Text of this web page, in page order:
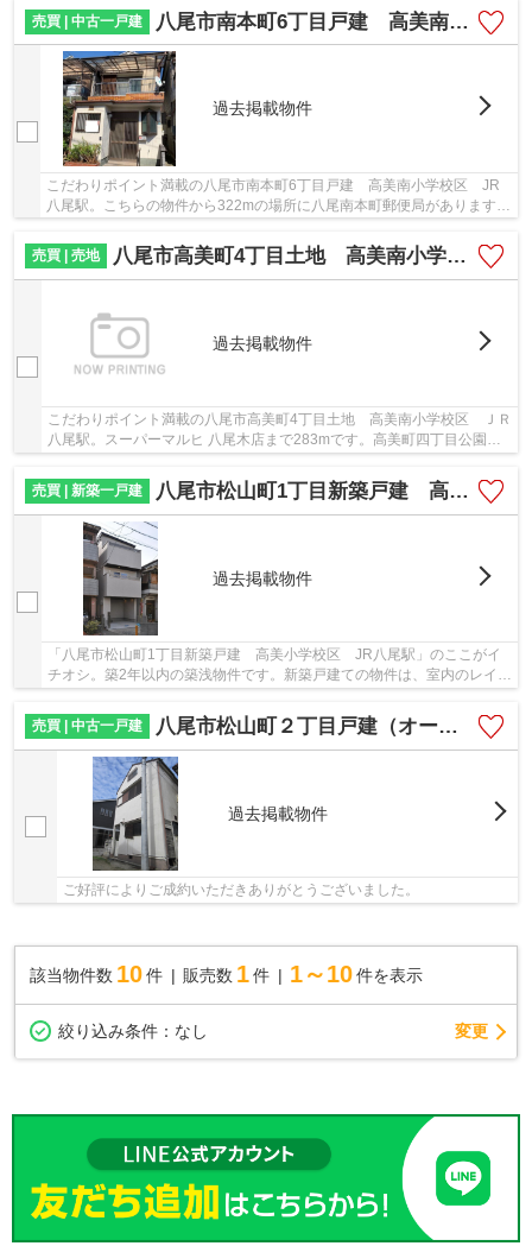
売買 | 中古一戸建
八尾市南本町6丁目戸建 高美南小学校区 JR八尾駅
過去掲載物件
こだわりポイント満載の八尾市南本町6丁目戸建 高美南小学校区 JR
八尾駅。こちらの物件から322mの場所に八尾南本町郵便局があります。
売買 | 売地
八尾市高美町4丁目土地 高美南小学校区 ＪＲ八尾駅
過去掲載物件
こだわりポイント満載の八尾市高美町4丁目土地 高美南小学校区 ＪＲ
八尾駅。スーパーマルヒ 八尾木店まで283mです。高美町四丁目公園ま
売買 | 新築一戸建
八尾市松山町1丁目新築戸建 高美小学校区 JR八尾駅
過去掲載物件
「八尾市松山町1丁目新築戸建 高美小学校区 JR八尾駅」のここがイ
チオシ。築2年以内の築浅物件です。新築戸建ての物件は、室内のレイア
売買 | 中古一戸建
八尾市松山町２丁目戸建（オーナーチェンジ）
過去掲載物件
ご好評によりご成約いただきありがとうございました。
該当物件数 10件 販売数 1 件 1～10 件を表示
絞り込み条件： なし 変更